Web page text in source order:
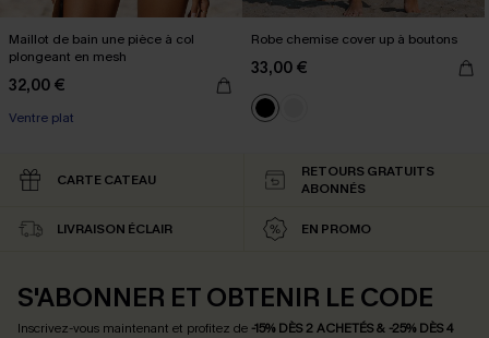
Maillot de bain une pièce à col
plongeant en mesh
32,00 €
Ventre plat
Robe chemise cover up à boutons
33,00 €
CARTE CATEAU
RETOURS GRATUITS
ABONNÉS
LIVRAISON ÉCLAIR EN PROMO
S'ABONNER ET OBTENIR LE CODE
Inscrivez-vous maintenant et profitez de -15% DÈS 2 ACHETÉS & -25% DÈS 4